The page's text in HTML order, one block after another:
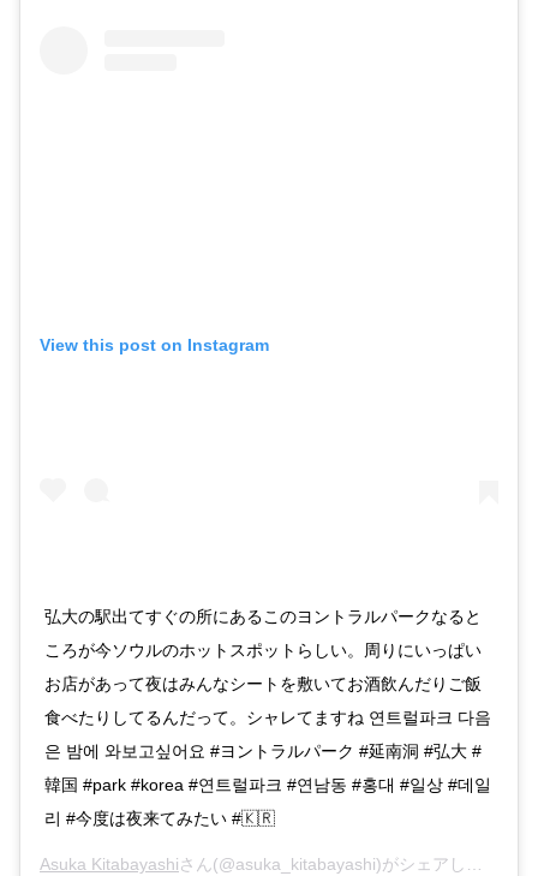
View this post on Instagram
弘大の駅出てすぐの所にあるこのヨントラルパークなると
ころが今ソウルのホットスポットらしい。周りにいっぱい
お店があって夜はみんなシートを敷いてお酒飲んだりご飯
食べたりしてるんだって。シャレてますね 연트럴파크 다음
은 밤에 와보고싶어요 #ヨントラルパーク #延南洞 #弘大 #
韓国 #park #korea #연트럴파크 #연남동 #홍대 #일상 #데일
리 #今度は夜来てみたい #🇰🇷
Asuka Kitabayashiさん(@asuka_kitabayashi)がシェアした投稿 –